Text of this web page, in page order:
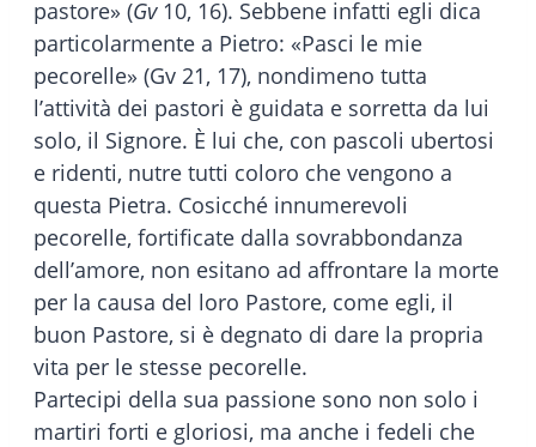
pastore» (Gv10, 16). Sebbene infatti egli dica
particolarmente a Pietro: «Pasci le mie
pecorelle» (Gv 21, 17), nondimeno tutta
l’attività dei pastori è guidata e sorretta da lui
solo, il Signore. È lui che, con pascoli ubertosi
e ridenti, nutre tutti coloro che vengono a
questa Pietra. Cosicché innumerevoli
pecorelle, fortificate dalla sovrabbondanza
dell’amore, non esitano ad affrontare la morte
per la causa del loro Pastore, come egli, il
buon Pastore, si è degnato di dare la propria
vita per le stesse pecorelle.
Partecipi della sua passione sono non solo i
martiri forti e gloriosi, ma anche i fedeli che